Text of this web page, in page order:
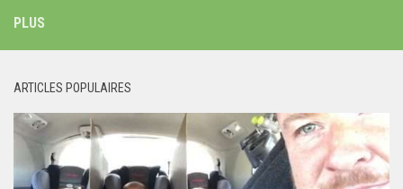
PLUS
ARTICLES POPULAIRES